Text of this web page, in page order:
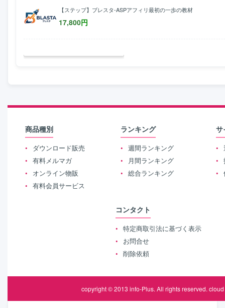
【ステップ】ブレスタ-ASPアフィリ最初の一歩の教材
17,800円
商品種別
ダウンロード販売
有料メルマガ
オンライン物販
有料会員サービス
ランキング
週間ランキング
月間ランキング
総合ランキング
サ
コンタクト
特定商取引法に基づく表示
お問合せ
削除依頼
copyright © 2013 info-Plus. All rights reserved.